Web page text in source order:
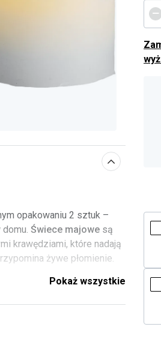
opakowaniu 2 sztuk –
Świece majowe są
krawędziami, które nadają
żywe płomienie.
świece zapalają
Pokaż wszystkie